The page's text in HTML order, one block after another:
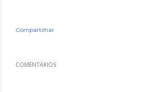
Compartilhar
COMENTÁRIOS